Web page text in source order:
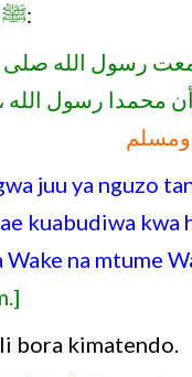
ﷺ:
رسول الله صلى
محمدا رسول الله ،
ومسلم
juu ya nguzo
kuabudiwa
Wake na mtume
bora kimatendo.